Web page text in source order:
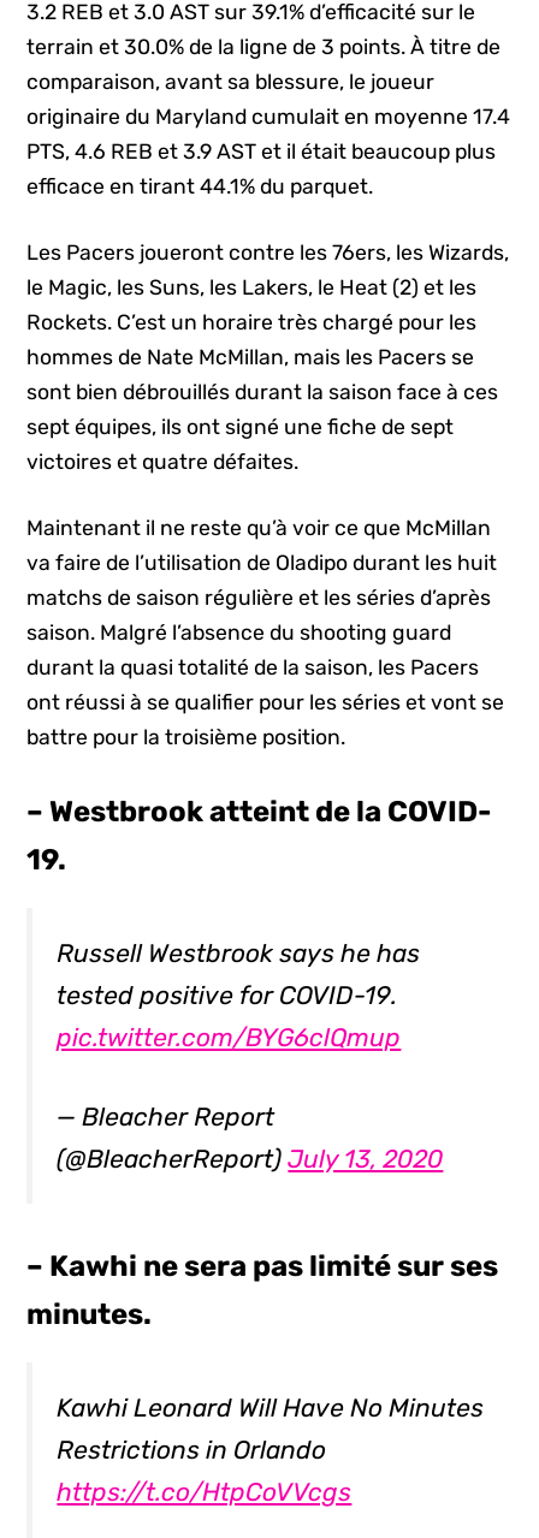
3.2 REB et 3.0 AST sur 39.1% d’efficacité sur le
terrain et 30.0% de la ligne de 3 points. À titre de
comparaison, avant sa blessure, le joueur
originaire du Maryland cumulait en moyenne 17.4
PTS, 4.6 REB et 3.9 AST et il était beaucoup plus
efficace en tirant 44.1% du parquet.
Les Pacers joueront contre les 76ers, les Wizards,
le Magic, les Suns, les Lakers, le Heat (2) et les
Rockets. C’est un horaire très chargé pour les
hommes de Nate McMillan, mais les Pacers se
sont bien débrouillés durant la saison face à ces
sept équipes, ils ont signé une fiche de sept
victoires et quatre défaites.
Maintenant il ne reste qu’à voir ce que McMillan
va faire de l’utilisation de Oladipo durant les huit
matchs de saison régulière et les séries d’après
saison. Malgré l’absence du shooting guard
durant la quasi totalité de la saison, les Pacers
ont réussi à se qualifier pour les séries et vont se
battre pour la troisième position.
– Westbrook atteint de la COVID-
19.
Russell Westbrook says he has
tested positive for COVID-19.
pic.twitter.com/BYG6clQmup
— Bleacher Report
(@BleacherReport)July 13, 2020
– Kawhi ne sera pas limité sur ses
minutes.
Kawhi Leonard Will Have No Minutes
Restrictions in Orlando
https://t.co/HtpCoVVcgs